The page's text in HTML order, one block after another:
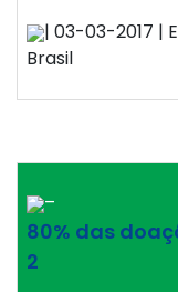
| 03-03-2017 |
Brasil
–
80% das
2